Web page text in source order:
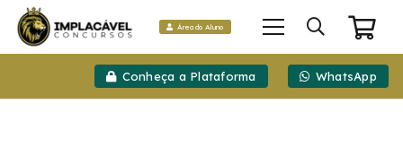
Área do Aluno
Conheça a Plataforma WhatsApp